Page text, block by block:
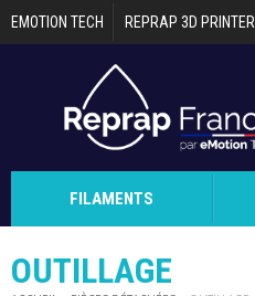
Aller au contenu principal
EMOTION TECH REPRAP 3D PRINTER
FILAMENTS
OUTILLAGE